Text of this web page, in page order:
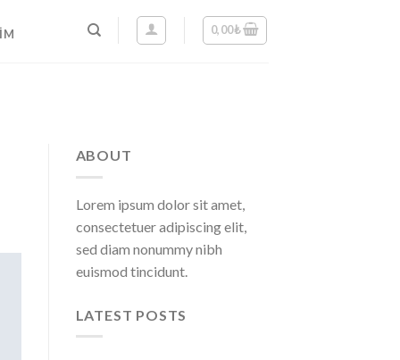
0,00₺
ABOUT
Lorem ipsum dolor sit amet,
consectetuer adipiscing elit,
sed diam nonummy nibh
euismod tincidunt.
LATEST POSTS